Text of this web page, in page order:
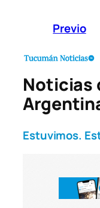
Previo
Noticias
Estuvimos.